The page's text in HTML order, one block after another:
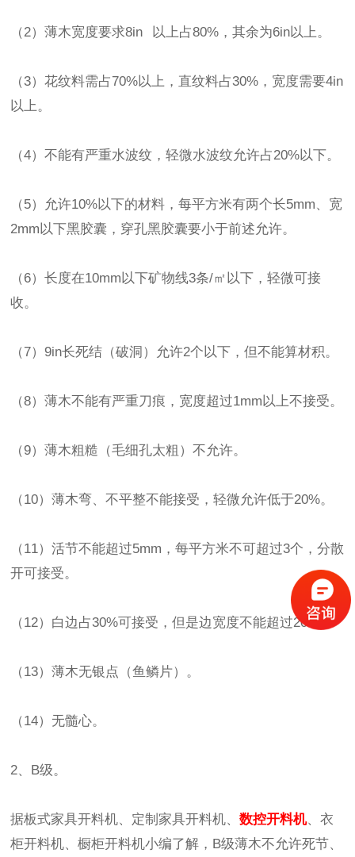
（2）薄木宽度要求8in 以上占80%，其余为6in以上。
（3）花纹料需占70%以上，直纹料占30%，宽度需要4in
以上。
（4）不能有严重水波纹，轻微水波纹允许占20%以下。
（5）允许10%以下的材料，每平方米有两个长5mm、宽
2mm以下黑胶囊，穿孔黑胶囊要小于前述允许。
（6）长度在10mm以下矿物线3条/㎡以下，轻微可接
收。
（7）9in长死结（破洞）允许2个以下，但不能算材积。
（8）薄木不能有严重刀痕，宽度超过1mm以上不接受。
（9）薄木粗糙（毛细孔太粗）不允许。
（10）薄木弯、不平整不能接受，轻微允许低于20%。
（11）活节不能超过5mm，每平方米不可超过3个，分散
开可接受。
（12）白边占30%可接受，但是边宽度不能超过20%。
（13）薄木无银点（鱼鳞片）。
（14）无髓心。
2、B级。
据板式家具开料机、定制家具开料机、 数控开料机、衣
柜开料机、橱柜开料机小编了解，B级薄木不允许死节、